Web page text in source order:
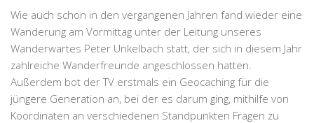
Wie auch schon in den vergangenen Jahren fand wieder eine
Wanderung am Vormittag unter der Leitung unseres
Wanderwartes Peter Unkelbach statt, der sich in diesem Jahr
zahlreiche Wanderfreunde angeschlossen hatten.
Außerdem bot der TV erstmals ein Geocaching für die
jüngere Generation an, bei der es darum ging, mithilfe von
Koordinaten an verschiedenen Standpunkten Fragen zu